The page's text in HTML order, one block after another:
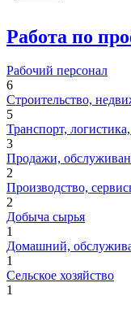
Работа по
Рабочий персонал
6
Строительство,
5
Транспорт,
3
Продажи,
2
Производство,
2
Добыча сырья
1
Домашний,
1
Сельское хозяйство
1